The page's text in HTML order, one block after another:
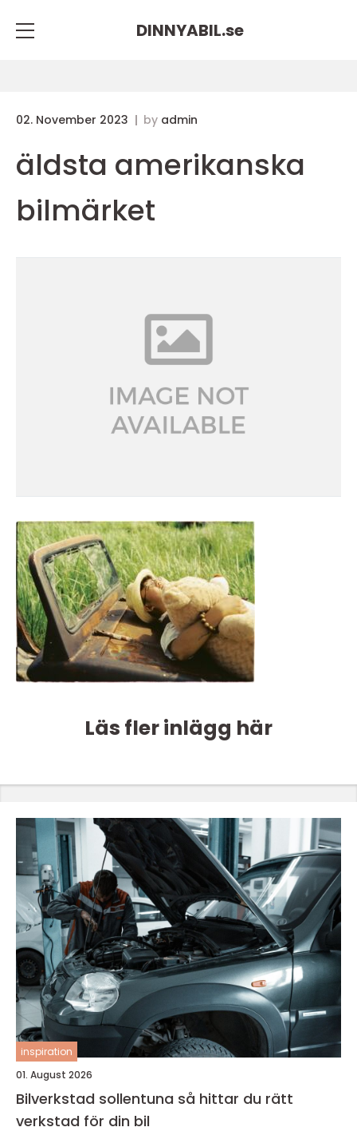
DINNYABIL.se
02. November 2023 by admin
äldsta amerikanska
bilmärket
Läs fler inlägg här
inspiration
01. August 2026
Bilverkstad sollentuna så hittar du rätt
verkstad för din bil